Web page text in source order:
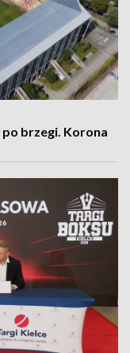
po brzegi. Korona